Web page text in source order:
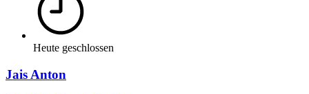
Heute geschlossen
Jais Anton